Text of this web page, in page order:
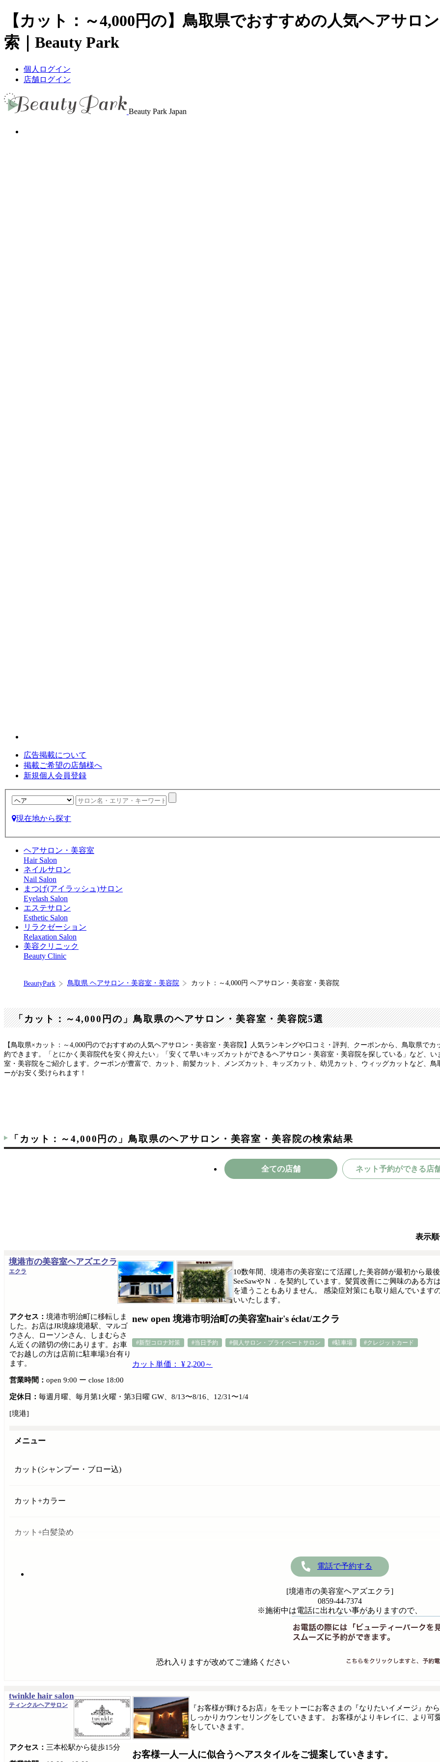
【カット：～4,000円の】鳥取県でおすすめの人気ヘアサロ
索｜Beauty Park
個人ログイン
店舗ログイン
Beauty Park Japan
広告掲載について
掲載ご希望の店舗様へ
新規個人会員登録
現在地から探す
ヘアサロン・美容室
Hair Salon
ネイルサロン
Nail Salon
まつげ(アイラッシュ)サロン
Eyelash Salon
エステサロン
Esthetic Salon
リラクゼーション
Relaxation Salon
美容クリニック
Beauty Clinic
BeautyPark 鳥取県 ヘアサロン・美容室・美容院 カット：～4,000円 ヘアサロン・美容室・美容院
「カット：～4,000円の」鳥取県のヘアサロン・美容室・美容院5選
【鳥取県×カット：～4,000円のでおすすめの人気ヘアサロン・美容室・美容院】人気ランキングや口コミ・評判、クーポンから、鳥取県で
約できます。「とにかく美容院代を安く抑えたい」「安くて早いキッズカットができるヘアサロン・美容室・美容院を探している」など、
室・美容院をご紹介します。クーポンが豊富で、カット、前髪カット、メンズカット、キッズカット、幼児カット、ウィッグカットなど、
ーがお安く受けられます！
「カット：～4,000円の」鳥取県のヘアサロン・美容室・美容院の検索結果
全ての店舗 ネット予約ができる店
表示
境港市の美容室ヘアズエクラ
エクラ
new open 境港市明治町の美容室hair's éclat/エクラ
#新型コロナ対策 #当日予約 #個人サロン・プライベートサロン #駐車場 #クレジットカード
カット単価： ¥ 2,200～
10数年間、境港市の美容室にて活躍した美容師が最初から最
SeeSawやＮ．を契約しています。髪質改善にご興味のある
を遣うこともありません。 感染症対策にも取り組んでいま
いいたします。
アクセス： 境港市明治町に移転しま
した。お店はJR境線境港駅、マルゴ
ウさん、ローソンさん、しまむらさ
ん近くの踏切の傍にあります。お車
でお越しの方は店前に駐車場3台有り
ます。
営業時間： open 9:00 ー close 18:00
定休日： 毎週月曜、毎月第1火曜・第3日曜 GW、8/13〜8/16、12/31〜1/4
[境港]
メニュー
カット(シャンプー・ブロー込)
カット+カラー
カット+白髪染め
電話で予約する
[境港市の美容室ヘアズエクラ]
0859-44-7374
※施術中は電話に出れない事がありますので、
恐れ入りますが改めてご連絡ください
twinkle hair salon
ティンクルヘアサロン
お客様一人一人に似合うヘアスタイルをご提案していきます。
『お客様が輝けるお店』をモットーにお客さまの『なりたいイメージ』
しっかりカウンセリングをしていきます。 お客様がよりキレイに、より
をしていきます。
アクセス： 三本松駅から徒歩15分